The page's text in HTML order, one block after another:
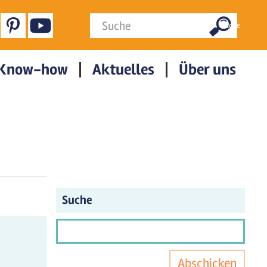
Suchformular Suche
how Aktuelles Über uns
Suche
Abschicken